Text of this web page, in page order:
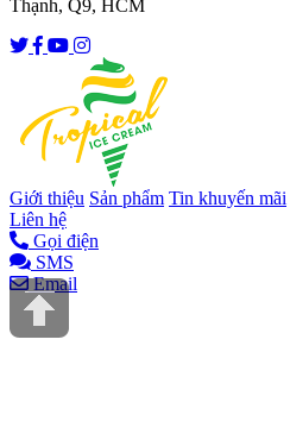
Thạnh, Q9, HCM
Giới thiệu Sản phẩm Tin khuyến mãi
Liên hệ
Gọi điện
SMS
Email